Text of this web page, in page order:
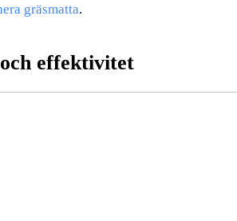
gräsmatta.
effektivitet